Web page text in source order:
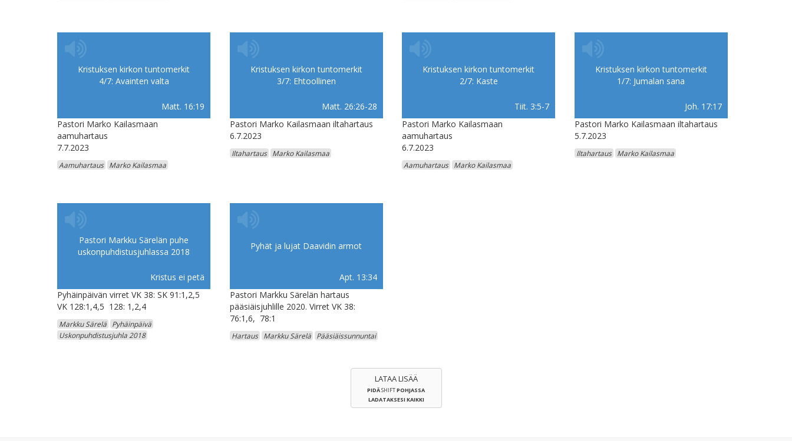
Kristuksen kirkon tuntomerkit
4/7: Avainten valta
Matt. 16:19
Pastori Marko Kailasmaan
aamuhartaus
7.7.2023
Aamuhartaus Marko Kailasmaa
Kristuksen kirkon tuntomerkit
3/7: Ehtoollinen
Matt. 26:26-28
Pastori Marko Kailasmaan iltahartaus
6.7.2023
Iltahartaus Marko Kailasmaa
Kristuksen kirkon tuntomerkit
2/7: Kaste
Tiit. 3:5-7
Pastori Marko Kailasmaan
aamuhartaus
6.7.2023
Aamuhartaus Marko Kailasmaa
Kristuksen kirkon tuntomerkit
1/7: Jumalan sana
Joh. 17:17
Pastori Marko Kailasmaan iltahartaus
5.7.2023
Iltahartaus Marko Kailasmaa
Pastori Markku Särelän puhe
uskonpuhdistusjuhlassa 2018
Kristus ei petä
Pyhäinpäivän virret VK 38: SK 91:1,2,5
VK 128:1,4,5 128: 1,2,4
Markku Särelä
Pyhäinpäivä
Uskonpuhdistusjuhla 2018
Pyhät ja lujat Daavidin armot
Apt. 13:34
Pastori Markku Särelän hartaus
pääsiäisjuhlille 2020. Virret VK 38:
76:1,6, 78:1
Hartaus Markku Särelä Pääsiäissunnuntai
LATAA LISÄÄ
PIDÄSHIFTPOHJASSA
LADATAKSESI KAIKKI